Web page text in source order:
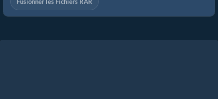
Fusionner les Fichiers RAR